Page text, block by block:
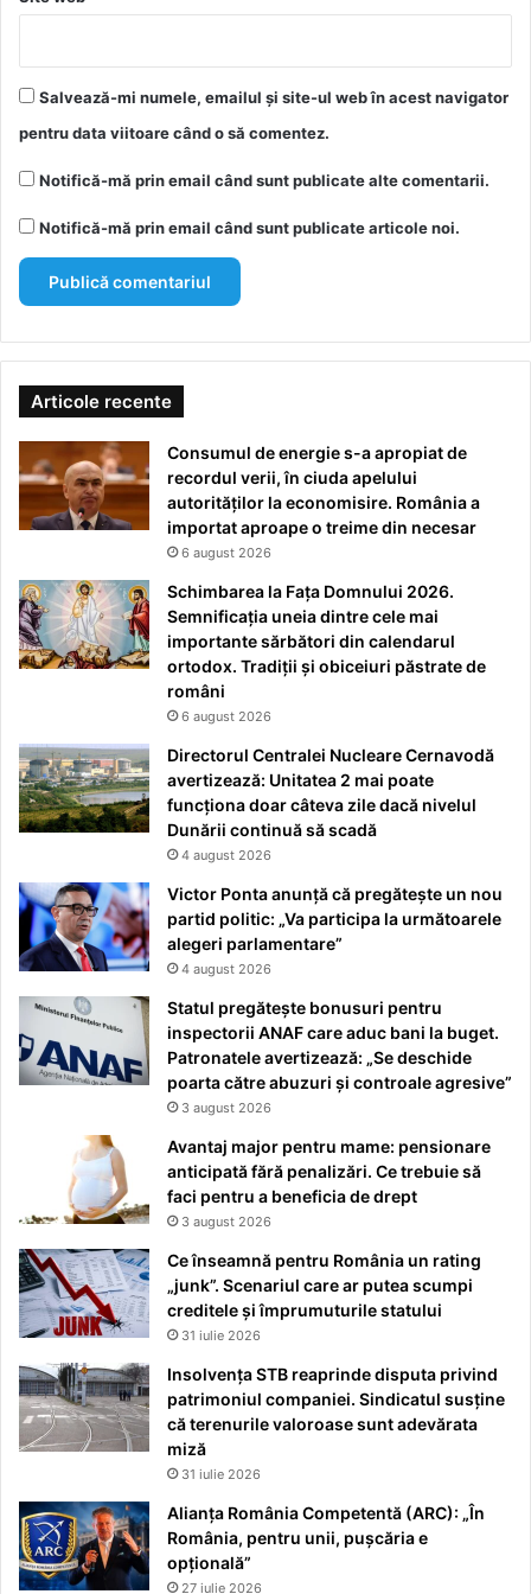
Salvează-mi numele, emailul și site-ul web în acest navigator
pentru data viitoare când o să comentez.
Notifică-mă prin email când sunt publicate alte comentarii.
Notifică-mă prin email când sunt publicate articole noi.
Articole recente
Consumul de energie s-a apropiat de
recordul verii, în ciuda apelului
autorităților la economisire. România a
importat aproape o treime din necesar
6 august 2026
Schimbarea la Fața Domnului 2026.
Semnificația uneia dintre cele mai
importante sărbători din calendarul
ortodox. Tradiții și obiceiuri păstrate de
români
6 august 2026
Directorul Centralei Nucleare Cernavodă
avertizează: Unitatea 2 mai poate
funcționa doar câteva zile dacă nivelul
Dunării continuă să scadă
4 august 2026
Victor Ponta anunță că pregătește un nou
partid politic: „Va participa la următoarele
alegeri parlamentare”
4 august 2026
Statul pregătește bonusuri pentru
inspectorii ANAF care aduc bani la buget.
Patronatele avertizează: „Se deschide
poarta către abuzuri și controale agresive”
3 august 2026
Avantaj major pentru mame: pensionare
anticipată fără penalizări. Ce trebuie să
faci pentru a beneficia de drept
3 august 2026
Ce înseamnă pentru România un rating
„junk”. Scenariul care ar putea scumpi
creditele și împrumuturile statului
31 iulie 2026
Insolvența STB reaprinde disputa privind
patrimoniul companiei. Sindicatul susține
că terenurile valoroase sunt adevărata
miză
31 iulie 2026
Alianța România Competentă (ARC): „În
România, pentru unii, pușcăria e
opțională”
27 iulie 2026